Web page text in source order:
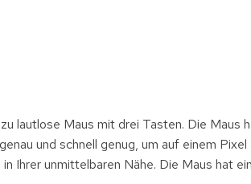
lautlose Maus mit drei Tasten. Die Maus
und schnell genug, um auf einem
Ihrer unmittelbaren Nähe. Die Maus hat